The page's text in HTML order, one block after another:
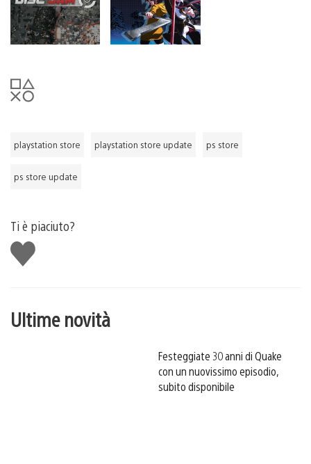
playstation store playstation store update ps store
ps store update
Ti è piaciuto?
Mi
piace
Ultime novità
Festeggiate 30 anni di Quake
con un nuovissimo episodio,
subito disponibile